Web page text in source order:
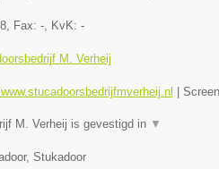
, Fax: -, KvK: -
M. Verheij
M. Verheij is gevestigd in ▼
Stukadoor